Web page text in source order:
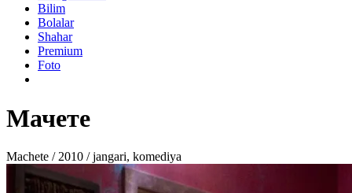
Bilim
Bolalar
Shahar
Premium
Foto
Мачете
Machete / 2010 / jangari, komediya